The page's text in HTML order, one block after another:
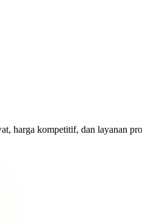
harga kompetitif, dan layanan